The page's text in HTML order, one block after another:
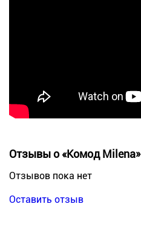
Отзывы о «Комод Milena»
Отзывов пока нет
Оставить отзыв